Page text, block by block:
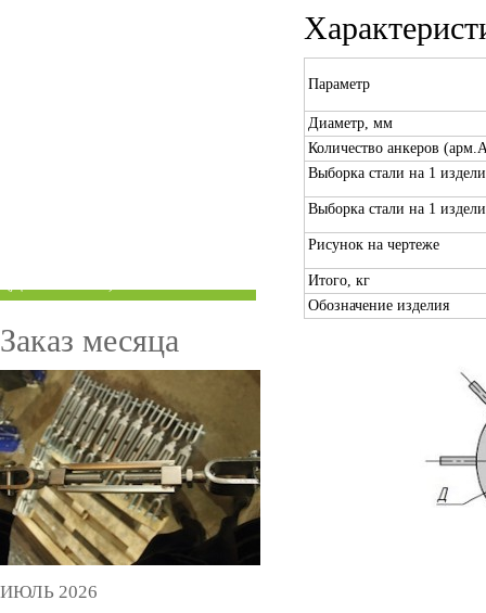
Параметр
Диаметр, мм
Количество анкеров
Выборка стали на 1
Выборка стали на 1
Рисунок на чертеже
Итого, кг
Обозначение изделия
Заказ месяца
ИЮЛЬ 2026